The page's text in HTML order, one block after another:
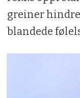
greiner hindre
blandede